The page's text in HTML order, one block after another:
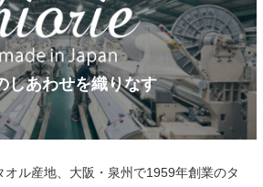
しあわせを織りなす
オル産地、大阪・泉州で1959年創業のタ